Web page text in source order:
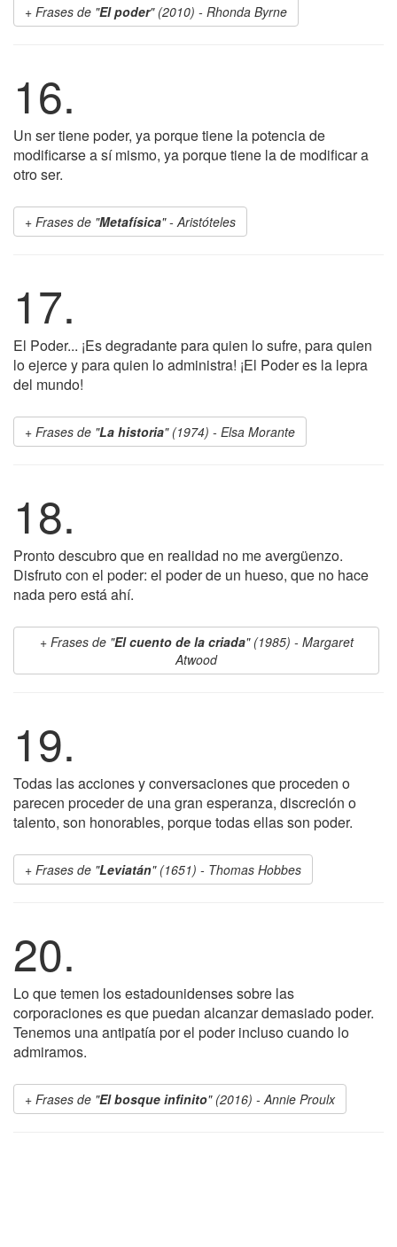
Frases de "El poder" (2010) - Rhonda Byrne
16.
Un ser tiene poder, ya porque tiene la potencia de
modificarse a sí mismo, ya porque tiene la de modificar a
otro ser.
Frases de "Metafísica" - Aristóteles
17.
El Poder... ¡Es degradante para quien lo sufre, para quien
lo ejerce y para quien lo administra! ¡El Poder es la lepra
del mundo!
Frases de "La historia" (1974) - Elsa Morante
18.
Pronto descubro que en realidad no me avergüenzo.
Disfruto con el poder: el poder de un hueso, que no hace
nada pero está ahí.
Frases de "El cuento de la criada" (1985) - Margaret
Atwood
19.
Todas las acciones y conversaciones que proceden o
parecen proceder de una gran esperanza, discreción o
talento, son honorables, porque todas ellas son poder.
Frases de "Leviatán" (1651) - Thomas Hobbes
20.
Lo que temen los estadounidenses sobre las
corporaciones es que puedan alcanzar demasiado poder.
Tenemos una antipatía por el poder incluso cuando lo
admiramos.
Frases de "El bosque infinito" (2016) - Annie Proulx